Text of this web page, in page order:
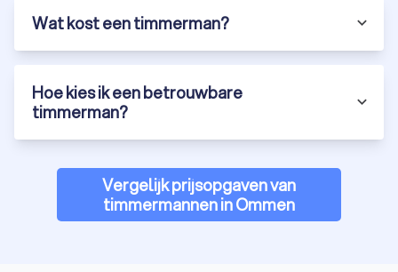
Wat kost een timmerman?
Hoe kies ik een betrouwbare
timmerman?
Vergelijk prijsopgaven van
timmermannen in Ommen